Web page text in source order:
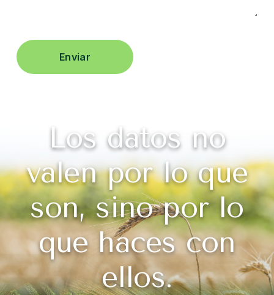
Enviar
Los datos no
valen por lo que
son, sino por lo
que haces con
ellos.